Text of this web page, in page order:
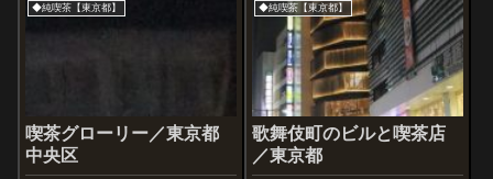
◆純喫茶【東京都】
喫茶グローリー／東京都
中央区
◆純喫茶【東京都】
歌舞伎町のビルと喫茶店
／東京都